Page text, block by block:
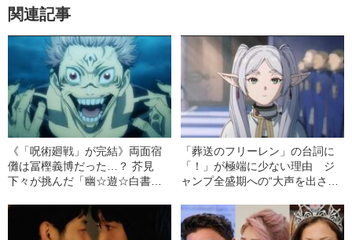
関連記事
《「呪術廻戦」が完結》両面宿
儺は冨樫義博だった…？ 芥見
下々が挑んだ「幽☆遊☆白書」
「葬送のフリーレン」の台詞に
「！」が極端に少ない理由 ジ
ャンプ全盛期への“大声を出さな